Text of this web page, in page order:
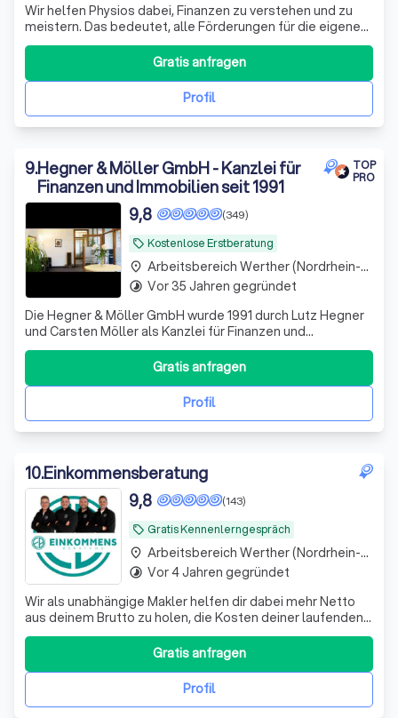
Wir helfen Physios dabei, Finanzen zu verstehen und zu
meistern. Das bedeutet, alle Förderungen für die eigene
Vorsorge und Absicherung richtig zu nutzen.
Profil
Gratis anfragen
9.Hegner & Möller GmbH - Kanzlei für
Finanzen und Immobilien seit 1991
TOP
PRO
local_offer Kostenlose Erstberatung
(349)
9,8
Die Hegner & Möller GmbH wurde 1991 durch Lutz Hegner
und Carsten Möller als Kanzlei für Finanzen und
Immobilien gegründet. Wir haben uns auf
Finanzierungslösungen in schwierigen Fällen spezialisiert.
Täglich haben wir mit Kunden zu tun, die häufig bei Ihrer
Bank eine Kündigung oder Absage erhalten.
Profil
Gratis anfragen
place Arbeitsbereich Werther (Nordrhein-Westfalen)
timelapse Vor 35 Jahren gegründet
10.Einkommensberatung
local_offer Gratis Kennenlerngespräch
(143)
9,8
Wir als unabhängige Makler helfen dir dabei mehr Netto
aus deinem Brutto zu holen, die Kosten deiner laufenden
Verträge zu reduzieren und deine Rentenlücke zu
Profil
Gratis anfragen
place Arbeitsbereich Werther (Nordrhein-Westfalen)
timelapse Vor 4 Jahren gegründet